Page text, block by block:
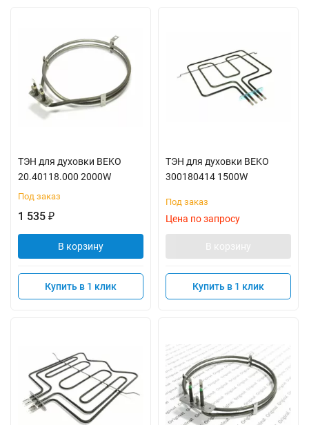
ТЭН для духовки BEKO
20.40118.000 2000W
Под заказ
1 535 ₽
В корзину
Купить в 1 клик
ТЭН для духовки BEKO
300180414 1500W
Под заказ
Цена по запросу
В корзину
Купить в 1 клик